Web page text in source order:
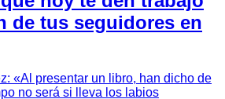
de tus seguidores en